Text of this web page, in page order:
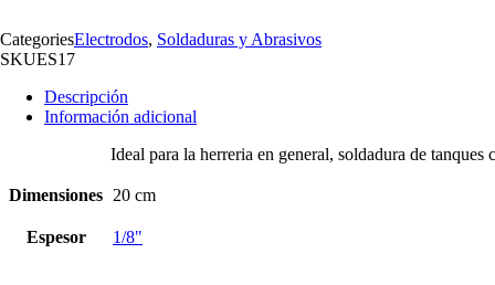
CategoriesElectrodos, Soldaduras y Abrasivos
SKUES17
Descripción
Información adicional
Ideal para la herreria en general, soldadura de tanques
Dimensiones 20 cm
Espesor 1/8"